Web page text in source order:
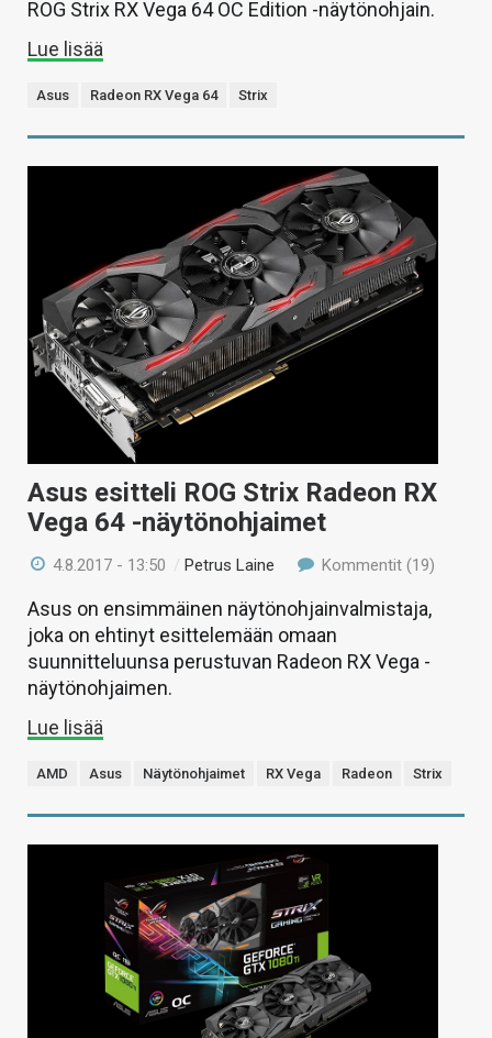
ROG Strix RX Vega 64 OC Edition -näytönohjain.
Lue lisää
Asus Radeon RX Vega 64 Strix
Asus esitteli ROG Strix Radeon RX
Vega 64 -näytönohjaimet
4.8.2017 - 13:50 / Petrus Laine Kommentit (19)
Asus on ensimmäinen näytönohjainvalmistaja,
joka on ehtinyt esittelemään omaan
suunnitteluunsa perustuvan Radeon RX Vega -
näytönohjaimen.
Lue lisää
AMD Asus Näytönohjaimet RX Vega Radeon Strix